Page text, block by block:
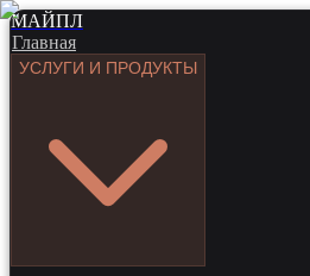
МАЙПЛ
Главная
УСЛУГИ И ПРОДУКТЫ